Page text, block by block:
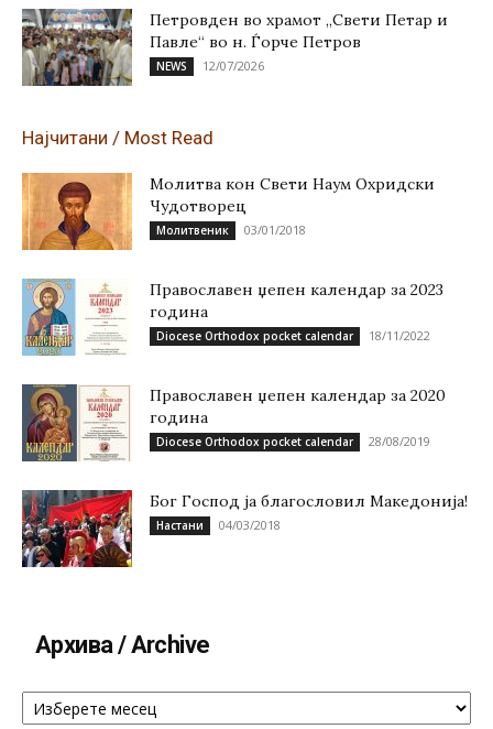
Петровден во храмот „Свети Петар и
Павле“ во н. Ѓорче Петров
NEWS 12/07/2026
Најчитани / Most Read
Молитва кон Свети Наум Охридски
Чудотворец
Молитвеник 03/01/2018
Православен џепен календар за 2023
година
Diocese Orthodox pocket calendar 18/11/2022
Православен џепен календар за 2020
година
Diocese Orthodox pocket calendar 28/08/2019
Бог Господ ја благословил Македонија!
Настани 04/03/2018
Архива / Archive
Архива